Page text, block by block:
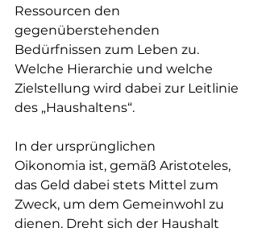
Ressourcen den
gegenüberstehenden
Bedürfnissen zum Leben zu.
Welche Hierarchie und welche
Zielstellung wird dabei zur Leitlinie
des „Haushaltens“.
In der ursprünglichen
Oikonomia ist, gemäß Aristoteles,
das Geld dabei stets Mittel zum
Zweck, um dem Gemeinwohl zu
dienen. Dreht sich der Haushalt